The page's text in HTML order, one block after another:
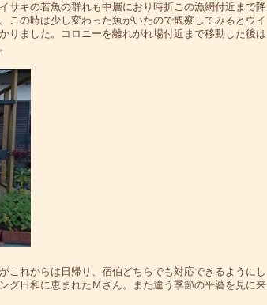
サキの若魚の群れも中層におり時折この漁網付近まで降
この時は少し変わった魚がいたので観察してみるとウイ
りました。コロニーを離れがれ場付近まで移動した後は
これからは日帰り、宿伯どちらでも対応できるようにし
グ日和に恵まれたＭさん。また違う季節の平碆を見に来